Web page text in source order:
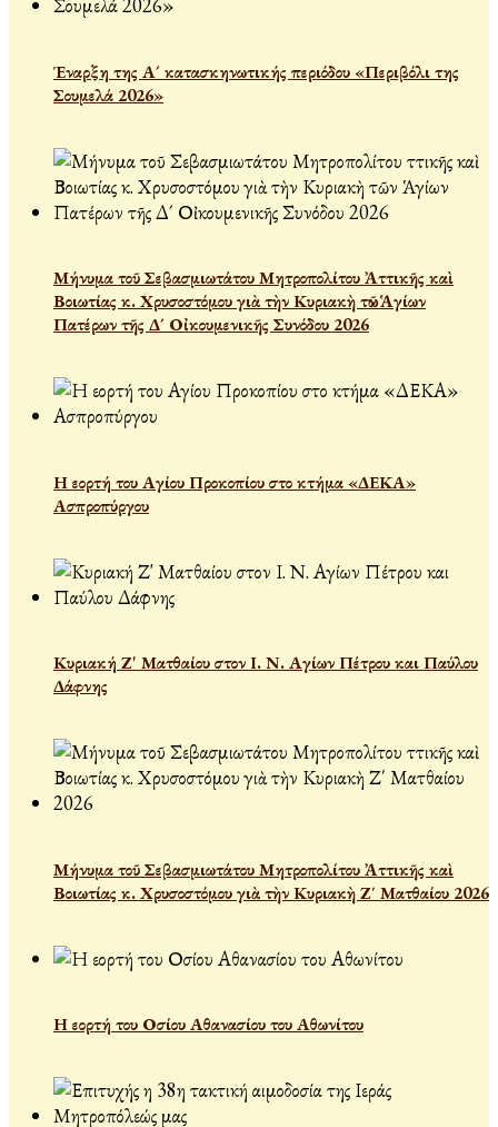
Έναρξη της Α´ κατασκηνωτικής περιόδου «Περιβόλι της
Σουμελά 2026»
Μήνυμα τοῦ Σεβασμιωτάτου Μητροπολίτου Ἀττικῆς καὶ
Βοιωτίας κ. Χρυσοστόμου γιὰ τὴν Κυριακὴ τῶν Ἁγίων
Πατέρων τῆς Δ´ Οἰκουμενικῆς Συνόδου 2026
Η εορτή του Αγίου Προκοπίου στο κτήμα «ΔΕΚΑ»
Ασπροπύργου
Κυριακή Ζ' Ματθαίου στον Ι. Ν. Αγίων Πέτρου και Παύλου
Δάφνης
Μήνυμα τοῦ Σεβασμιωτάτου Μητροπολίτου Ἀττικῆς καὶ
Βοιωτίας κ. Χρυσοστόμου γιὰ τὴν Κυριακὴ Ζ΄ Ματθαίου 2026
Η εορτή του Οσίου Αθανασίου του Αθωνίτου